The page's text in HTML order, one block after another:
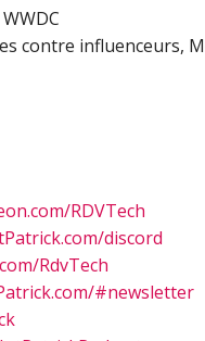
contre influenceurs,
RDVTech
discord
RdvTech
#newsletter